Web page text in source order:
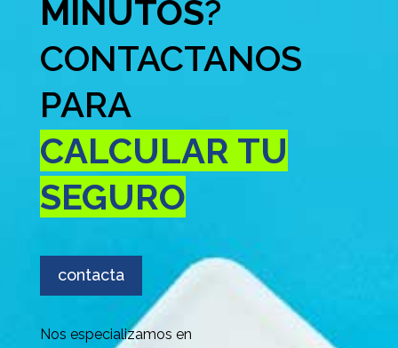
MINUTOS?
CONTACTANOS
PARA
CALCULAR TU
SEGURO
contacta
Nos especializamos en